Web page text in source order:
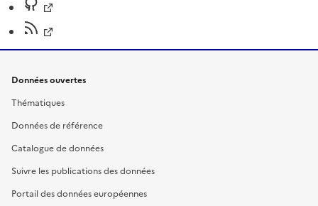
Données ouvertes
Thématiques
Données de référence
Catalogue de données
Suivre les publications des données
Portail des données européennes